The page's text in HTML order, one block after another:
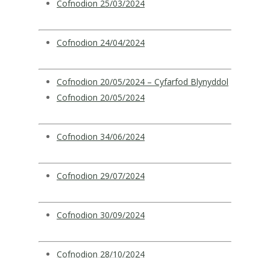
Cofnodion 25/03/2024
Cofnodion 24/04/2024
Cofnodion 20/05/2024 – Cyfarfod Blynyddol
Cofnodion 20/05/2024
Cofnodion 34/06/2024
Cofnodion 29/07/2024
Cofnodion 30/09/2024
Cofnodion 28/10/2024